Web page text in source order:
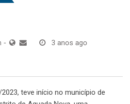
- 3 anos ago
teve início no município de